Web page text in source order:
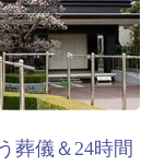
葬儀＆24時間